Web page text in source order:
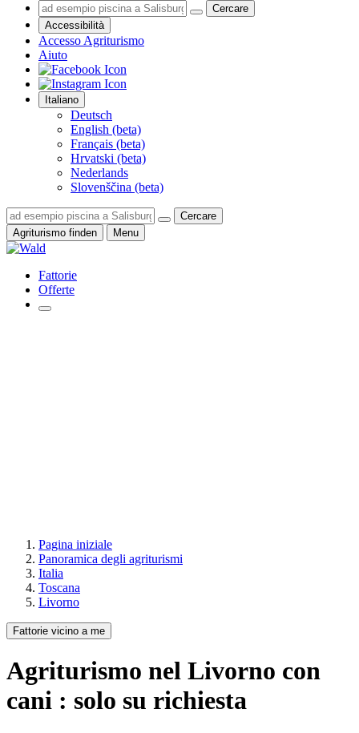
Cercare
Accessibilità
Accesso Agriturismo
Aiuto
Italiano
Deutsch
English (beta)
Français (beta)
Hrvatski (beta)
Nederlands
Slovenščina (beta)
Cercare
Agriturismo finden
Menu
Fattorie
Offerte
Pagina iniziale
Panoramica degli agriturismi
Italia
Toscana
Livorno
Fattorie vicino a me
Agriturismo nel Livorno con
cani : solo su richiesta